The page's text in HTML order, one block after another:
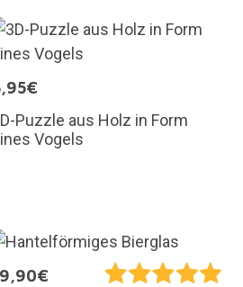
Puzzle aus Holz in Form
Vogels